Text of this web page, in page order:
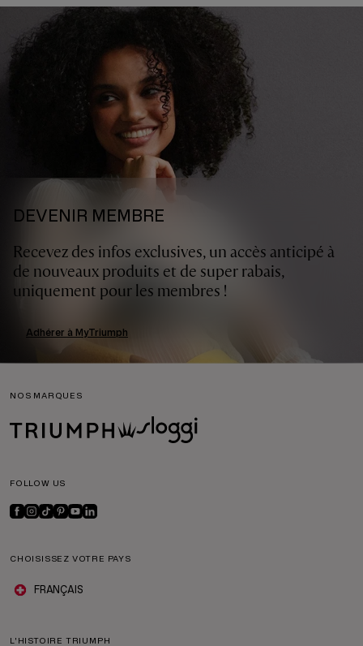
DEVENIR MEMBRE
Recevez des infos exclusives, un accès anticipé à
de nouveaux produits et de super rabais,
uniquement pour les membres !
Adhérer à MyTriumph
NOS MARQUES
FOLLOW US
CHOISISSEZ VOTRE PAYS
FRANÇAIS
L'HISTOIRE TRIUMPH